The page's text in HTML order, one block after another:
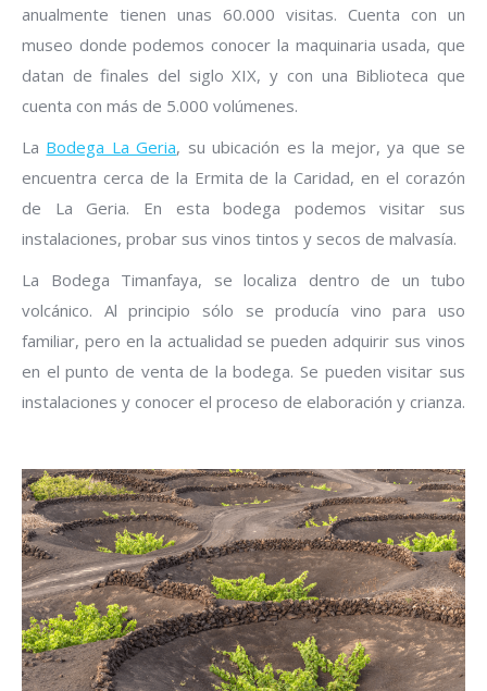
anualmente tienen unas 60.000 visitas. Cuenta con un
museo donde podemos conocer la maquinaria usada, que
datan de finales del siglo XIX, y con una Biblioteca que
cuenta con más de 5.000 volúmenes.
La Bodega La Geria, su ubicación es la mejor, ya que se
encuentra cerca de la Ermita de la Caridad, en el corazón
de La Geria. En esta bodega podemos visitar sus
instalaciones, probar sus vinos tintos y secos de malvasía.
La Bodega Timanfaya, se localiza dentro de un tubo
volcánico. Al principio sólo se producía vino para uso
familiar, pero en la actualidad se pueden adquirir sus vinos
en el punto de venta de la bodega. Se pueden visitar sus
instalaciones y conocer el proceso de elaboración y crianza.